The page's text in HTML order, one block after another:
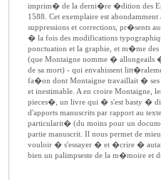
imprim� de la derni�re �dition des
1588. Cet exemplaire est
suppressions et corrections, pr�sents
� la fois des modifications
ponctuation et la graphie, et m�me
(que Montaigne nomme �
de sa mort) - qui envahissent
fa�on dont Montaigne travaillait � ses
et inestimable. A en croire Montaigne,
pieces�, un livre qui � s'est basty �
d'apports manuscrits par rapport au
particularit� (du moins pour un
partie manuscrit. Il nous permet de
vouloir � s'essayer � et �crire �
bien un palimpseste de la m�moire et